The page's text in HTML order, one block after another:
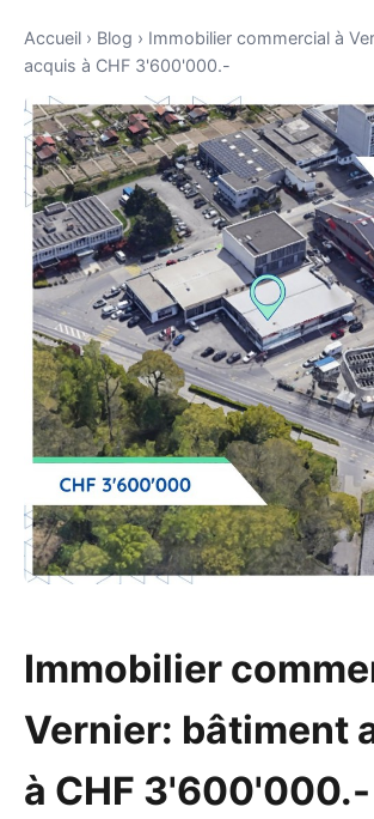
Accueil › Blog › Immobilier commercial à
acquis à CHF 3'600'000.-
Immobilier
Vernier: bâtiment
à CHF 3'600'000.-